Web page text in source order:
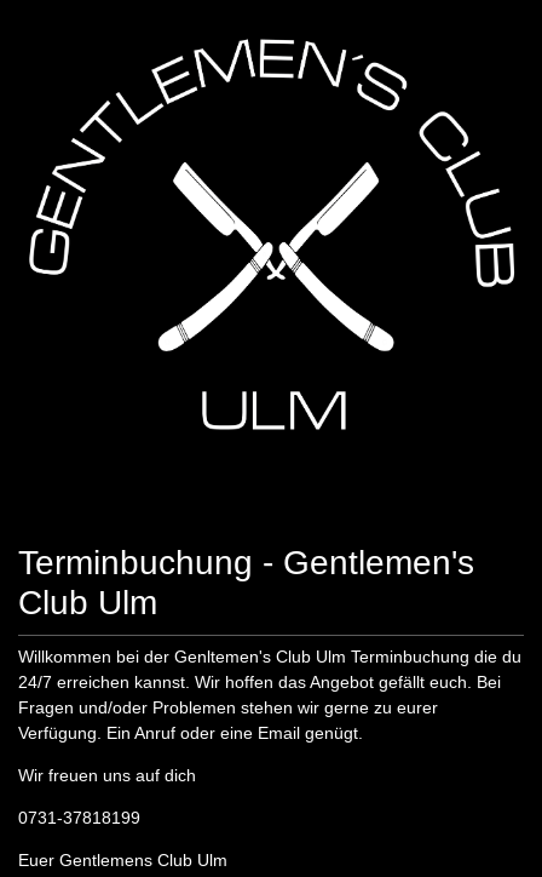
Terminbuchung - Gentlemen's
Club Ulm
Willkommen bei der Genltemen's Club Ulm Terminbuchung die du
24/7 erreichen kannst. Wir hoffen das Angebot gefällt euch. Bei
Fragen und/oder Problemen stehen wir gerne zu eurer
Verfügung. Ein Anruf oder eine Email genügt.
Wir freuen uns auf dich
0731-37818199
Euer Gentlemens Club Ulm